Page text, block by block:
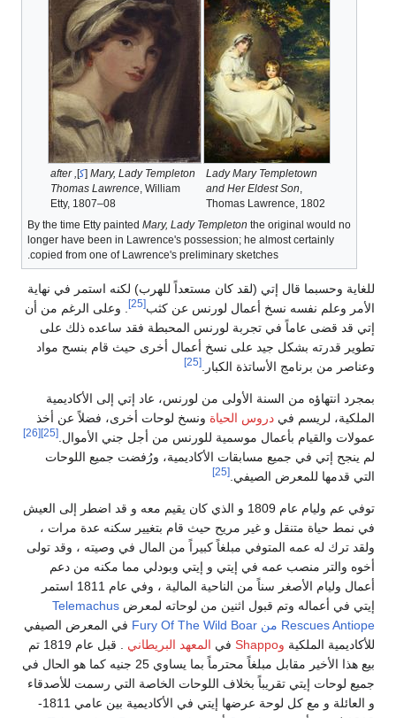
Lady Mary Templetown
and Her Eldest Son,
Thomas Lawrence, 1802
Mary, Lady Templeton
[ك‍]
, after
Thomas Lawrence, William
Etty, 1807–08
By the time Etty painted Mary, Lady Templeton the original would no
longer have been in Lawrence's possession; he almost certainly
copied from one of Lawrence's preliminary sketches.
للغاية وحسبما قال إتي (لقد كان مستعداً للهرب) لكنه استمر في نهاية
الأمر وعلم نفسه نسخ أعمال لورنس عن كثب[25]
. وعلى الرغم من أن
إتي قد قضى عاماً في تجربة لورنس المحبطة فقد ساعده ذلك على
تطوير قدرته بشكل جيد على نسخ أعمال أخرى حيث قام بنسح مواد
وعناصر من برنامج الأساتذة الكبار.
[25]
بمجرد انتهاؤه من السنة الأولى من لورنس، عاد إتي إلى الأكاديمية
الملكية، لريسم في دروس الحياة ونسخ لوحات أخرى، فضلاً عن أخذ
عمولات والقيام بأعمال موسمية للورنس من أجل جني الأموال. [25]
[26]
لم ينجح إتي في جميع مسابقات الأكاديمية، ورُفضت جميع اللوحات
التي قدمها للمعرض الصيفي. [25]
توفي عم وليام عام 1809 و الذي كان يقيم معه و قد اضطر إلى العيش
في نمط حياة متنقل و غير مريح حيث قام بتغيير سكنه عدة مرات ،
ولقد ترك له عمه المتوفي مبلغاً كبيراً من المال في وصيته ، وقد تولى
أخوه والتر منصب عمه في إيتي و إيتي وبودلي مما مكنه من دعم
أعمال وليام الأصغر سناً من الناحية المالية ، وفي عام 1811 استمر
إيتي في أعماله وتم قبول اثنين من لوحاته لمعرض Telemachus
Rescues Antiope من
Fury Of The Wild Boar في المعرض الصيفي
للأكاديمية الملكية وShappo في المعهد البريطاني
. قبل عام 1819 تم
بيع هذا الأخير مقابل مبلغاً محترماً بما يساوي 25 جنيه كما هو الحال في
جميع لوحات إيتي تقريباً بخلاف اللوحات الخاصة التي رسمت للأصدقاء
و العائلة و مع كل لوحة عرضها إيتي في الأكاديمية بين عامي 1811-